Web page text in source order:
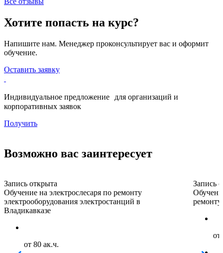
Хотите попасть на курс?
Напишите нам. Менеджер проконсультирует вас и оформит
обучение.
Оставить заявку
Индивидуальное предложение для организаций и
корпоративных заявок
Получить
Возможно вас заинтересует
Запись открыта
Обучение на электрослесаря по ремонту
электрооборудования электростанций в
Владикавказе
от 80 ак.ч.
Запись
ремонту
от